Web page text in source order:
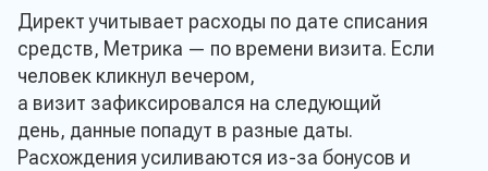
Директ учитывает расходы по дате списания
средств, Метрика — по времени визита. Если
человек кликнул вечером,
а визит зафиксировался на следующий
день, данные попадут в разные даты.
Расхождения усиливаются из-за бонусов и